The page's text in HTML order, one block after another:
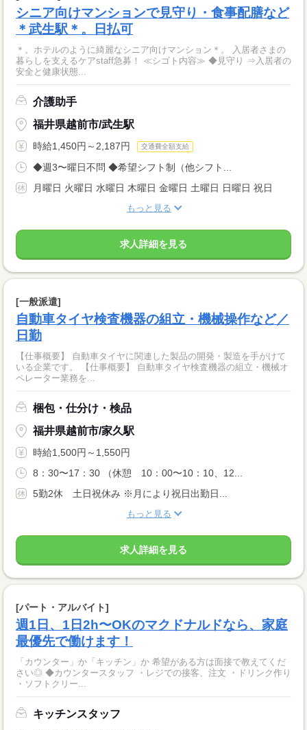
シニア向けマンションで見守り・食事配膳など
＊武生駅＊。日払可
＊。ホテルのように綺麗なシニア向けマンション＊。 入居者さまの
暮らしを支えるケアstaff急募！ ≪シゴト内容≫ ◆見守り ⇒入居者の
安全と健康状態...
介護助手
福井県越前市/武生駅
時給1,450円～2,187円 交通費全額支給
◆週3〜曜日不問 ◆希望シフト制（他シフト...
月曜日 火曜日 水曜日 木曜日 金曜日 土曜日 日曜日 祝日
もっと見る
求人詳細を見る
[一般派遣]
自動車タイヤ検査機器の組立・機械操作など／
日勤
【仕事概要】 自動車タイヤに関連した製品の開発・製造を手がけて
いる企業です。 【仕事概要】 自動車タイヤ検査機器の組立・機械オ
ペレーター業務を...
梱包・仕分け・検品
福井県越前市/家久駅
時給1,500円～1,550円
8：30〜17：30 （休憩 10：00〜10：10、12...
5勤2休 土日祝休み ※月により祝日出勤日...
もっと見る
求人詳細を見る
[パート・アルバイト]
週1日、1日2h〜OKのマクドナルドなら、家庭
最優先で働けます！
「カウンター」か「キッチン」か 希望がある方は面接で教えてくだ
さい◎ ◆カウンタースタッフ ・レジでの接客、注文 ・ドリンク作り
・ソフトクリー...
キッチンスタッフ